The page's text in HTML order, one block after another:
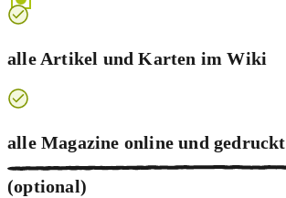
alle Artikel und Karten im Wiki
alle Magazine online und gedruckt
(optional)